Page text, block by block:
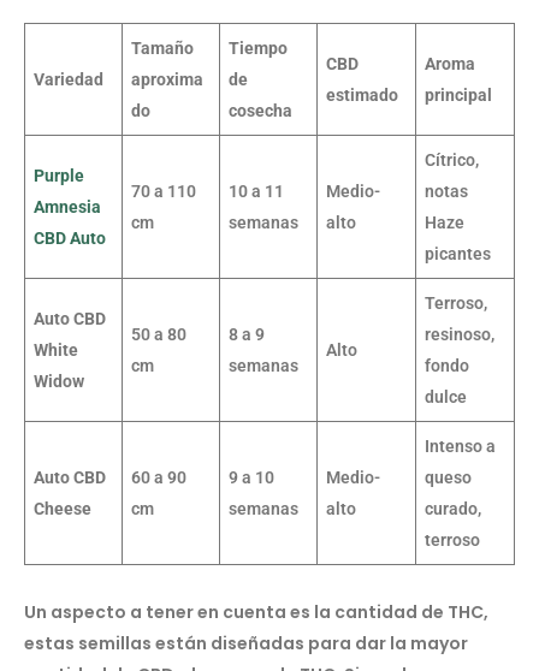
Variedad
Tamaño
aproxima
do
Tiempo
de
cosecha
CBD
estimado
Aroma
principal
Purple
Amnesia
CBD Auto
70 a 110
cm
10 a 11
semanas
Medio-
alto
Cítrico,
notas
Haze
picantes
Auto CBD
White
Widow
50 a 80
cm
8 a 9
semanas
Alto
Terroso,
resinoso,
fondo
dulce
Auto CBD
Cheese
60 a 90
cm
9 a 10
semanas
Medio-
alto
Intenso a
queso
curado,
terroso
Un aspecto a tener en cuenta es la cantidad de THC,
estas semillas están diseñadas para dar la mayor